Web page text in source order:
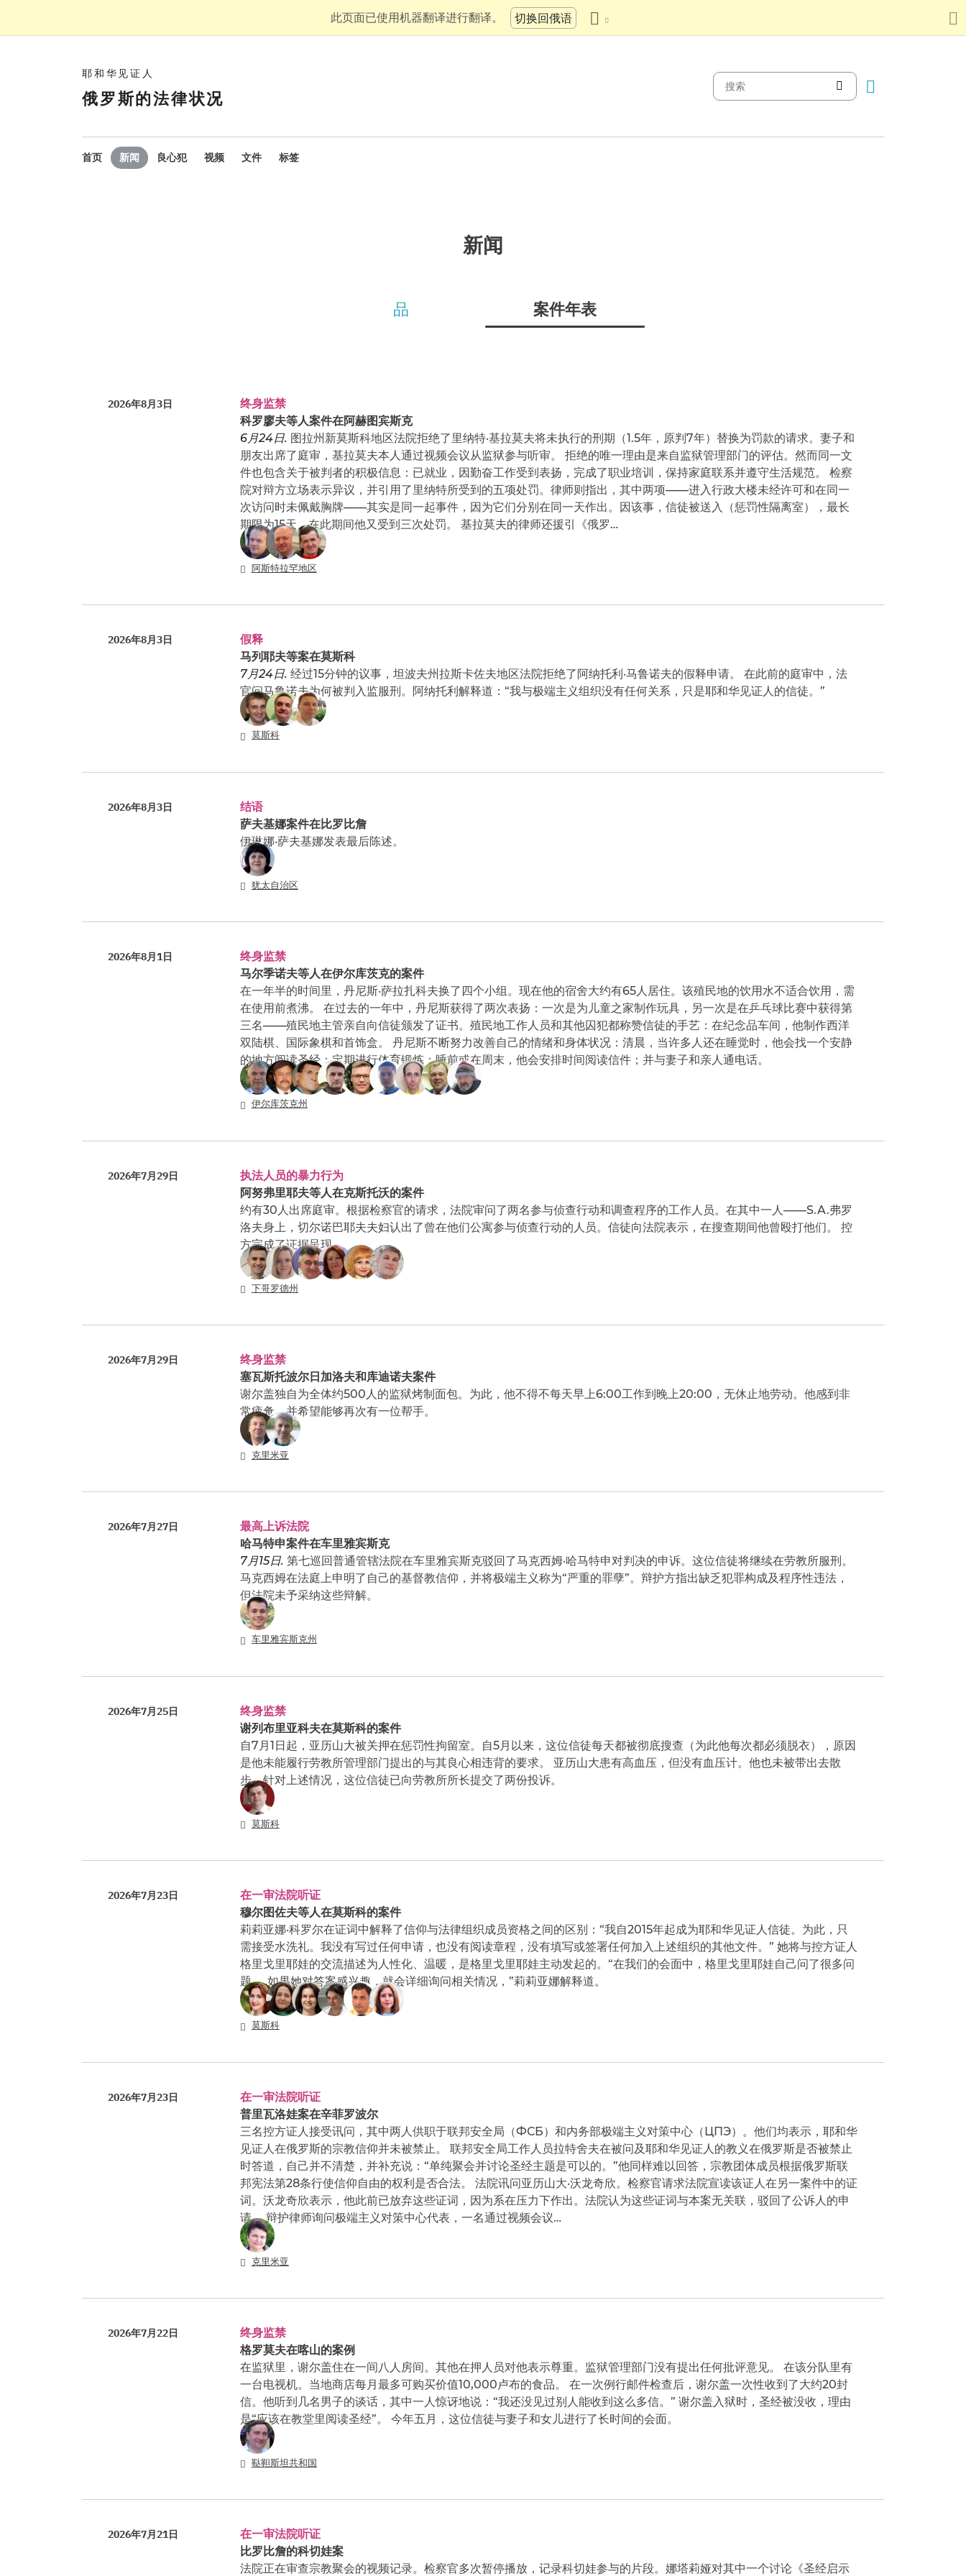
此页面已使用机器翻译进行翻译。 切换回俄语
耶和华见证人
俄罗斯的法律状况
首页 新闻 良心犯 视频 文件 标签
新闻
品 案件年表
2026年8月3日
终身监禁
科罗廖夫等人案件在阿赫图宾斯克
6月24日. 图拉州新莫斯科地区法院拒绝了里纳特·基拉莫夫将未执行的刑期（1.5年，原判7年）替换为罚款的请求。妻子和
朋友出席了庭审，基拉莫夫本人通过视频会议从监狱参与听审。 拒绝的唯一理由是来自监狱管理部门的评估。然而同一文
件也包含关于被判者的积极信息：已就业，因勤奋工作受到表扬，完成了职业培训，保持家庭联系并遵守生活规范。 检察
院对辩方立场表示异议，并引用了里纳特所受到的五项处罚。律师则指出，其中两项——进入行政大楼未经许可和在同一
次访问时未佩戴胸牌——其实是同一起事件，因为它们分别在同一天作出。因该事，信徒被送入（惩罚性隔离室），最长
期限为15天，在此期间他又受到三次处罚。 基拉莫夫的律师还援引《俄罗…
阿斯特拉罕地区
2026年8月3日
假释
马列耶夫等案在莫斯科
7月24日. 经过15分钟的议事，坦波夫州拉斯卡佐夫地区法院拒绝了阿纳托利·马鲁诺夫的假释申请。 在此前的庭审中，法
官问马鲁诺夫为何被判入监服刑。阿纳托利解释道：“我与极端主义组织没有任何关系，只是耶和华见证人的信徒。”
莫斯科
2026年8月3日
结语
萨夫基娜案件在比罗比詹
伊琳娜·萨夫基娜发表最后陈述。
犹太自治区
2026年8月1日
终身监禁
马尔季诺夫等人在伊尔库茨克的案件
在一年半的时间里，丹尼斯·萨拉扎科夫换了四个小组。现在他的宿舍大约有65人居住。该殖民地的饮用水不适合饮用，需
在使用前煮沸。 在过去的一年中，丹尼斯获得了两次表扬：一次是为儿童之家制作玩具，另一次是在乒乓球比赛中获得第
三名——殖民地主管亲自向信徒颁发了证书。殖民地工作人员和其他囚犯都称赞信徒的手艺：在纪念品车间，他制作西洋
双陆棋、国际象棋和首饰盒。 丹尼斯不断努力改善自己的情绪和身体状况：清晨，当许多人还在睡觉时，他会找一个安静
的地方阅读圣经；定期进行体育锻炼；睡前或在周末，他会安排时间阅读信件；并与妻子和亲人通电话。
伊尔库茨克州
2026年7月29日
执法人员的暴力行为
阿努弗里耶夫等人在克斯托沃的案件
约有30人出席庭审。根据检察官的请求，法院审问了两名参与侦查行动和调查程序的工作人员。在其中一人——S.A.弗罗
洛夫身上，切尔诺巴耶夫夫妇认出了曾在他们公寓参与侦查行动的人员。信徒向法院表示，在搜查期间他曾殴打他们。 控
方完成了证据呈现。
下哥罗德州
2026年7月29日
终身监禁
塞瓦斯托波尔日加洛夫和库迪诺夫案件
谢尔盖独自为全体约500人的监狱烤制面包。为此，他不得不每天早上6:00工作到晚上20:00，无休止地劳动。他感到非
常疲惫，并希望能够再次有一位帮手。
克里米亚
2026年7月27日
最高上诉法院
哈马特申案件在车里雅宾斯克
7月15日. 第七巡回普通管辖法院在车里雅宾斯克驳回了马克西姆·哈马特申对判决的申诉。这位信徒将继续在劳教所服刑。
马克西姆在法庭上申明了自己的基督教信仰，并将极端主义称为“严重的罪孽”。辩护方指出缺乏犯罪构成及程序性违法，
但法院未予采纳这些辩解。
车里雅宾斯克州
2026年7月25日
终身监禁
谢列布里亚科夫在莫斯科的案件
自7月1日起，亚历山大被关押在惩罚性拘留室。自5月以来，这位信徒每天都被彻底搜查（为此他每次都必须脱衣），原因
是他未能履行劳教所管理部门提出的与其良心相违背的要求。 亚历山大患有高血压，但没有血压计。他也未被带出去散
步。针对上述情况，这位信徒已向劳教所所长提交了两份投诉。
莫斯科
2026年7月23日
在一审法院听证
穆尔图佐夫等人在莫斯科的案件
莉莉亚娜·科罗尔在证词中解释了信仰与法律组织成员资格之间的区别：“我自2015年起成为耶和华见证人信徒。为此，只
需接受水洗礼。我没有写过任何申请，也没有阅读章程，没有填写或签署任何加入上述组织的其他文件。” 她将与控方证人
格里戈里耶娃的交流描述为人性化、温暖，是格里戈里耶娃主动发起的。“在我们的会面中，格里戈里耶娃自己问了很多问
题……如果她对答案感兴趣，就会详细询问相关情况，”莉莉亚娜解释道。
莫斯科
2026年7月23日
在一审法院听证
普里瓦洛娃案在辛菲罗波尔
三名控方证人接受讯问，其中两人供职于联邦安全局（ФСБ）和内务部极端主义对策中心（ЦПЭ）。他们均表示，耶和华
见证人在俄罗斯的宗教信仰并未被禁止。 联邦安全局工作人员拉特舍夫在被问及耶和华见证人的教义在俄罗斯是否被禁止
时答道，自己并不清楚，并补充说：“单纯聚会并讨论圣经主题是可以的。”他同样难以回答，宗教团体成员根据俄罗斯联
邦宪法第28条行使信仰自由的权利是否合法。 法院讯问亚历山大·沃龙奇欣。检察官请求法院宣读该证人在另一案件中的证
词。沃龙奇欣表示，他此前已放弃这些证词，因为系在压力下作出。法院认为这些证词与本案无关联，驳回了公诉人的申
请。 辩护律师询问极端主义对策中心代表，一名通过视频会议…
克里米亚
2026年7月22日
终身监禁
格罗莫夫在喀山的案例
在监狱里，谢尔盖住在一间八人房间。其他在押人员对他表示尊重。监狱管理部门没有提出任何批评意见。 在该分队里有
一台电视机。当地商店每月最多可购买价值10,000卢布的食品。 在一次例行邮件检查后，谢尔盖一次性收到了大约20封
信。他听到几名男子的谈话，其中一人惊讶地说：“我还没见过别人能收到这么多信。” 谢尔盖入狱时，圣经被没收，理由
是“应该在教堂里阅读圣经”。 今年五月，这位信徒与妻子和女儿进行了长时间的会面。
鞑靼斯坦共和国
2026年7月21日
在一审法院听证
比罗比詹的科切娃案
法院正在审查宗教聚会的视频记录。检察官多次暂停播放，记录科切娃参与的片段。娜塔莉娅对其中一个讨论《圣经启示